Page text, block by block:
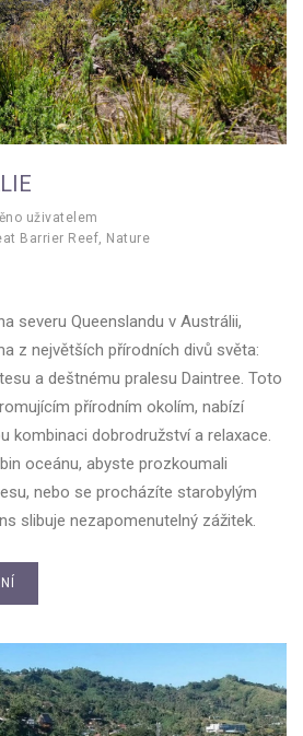
uživatelem
Barrier Reef, Nature
severu Queenslandu v Austrálii,
z největších přírodních divů světa:
a deštnému pralesu Daintree. Toto
přírodním okolím, nabízí
kombinaci dobrodružství a relaxace.
oceánu, abyste prozkoumali
nebo se procházíte starobylým
slibuje nezapomenutelný zážitek.